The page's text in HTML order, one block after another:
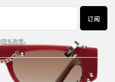
订阅
隐私政策。